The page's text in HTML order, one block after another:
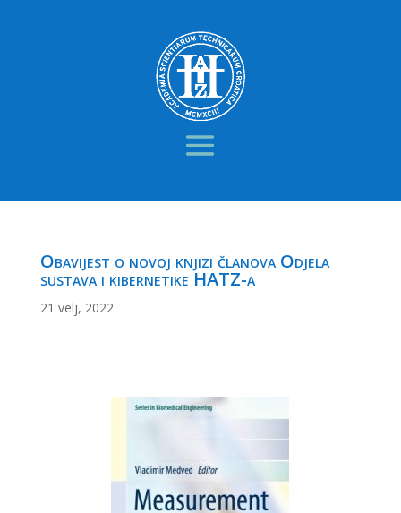
Obavijest o novoj knjizi članova Odjela
sustava i kibernetike HATZ-a
21 velj, 2022